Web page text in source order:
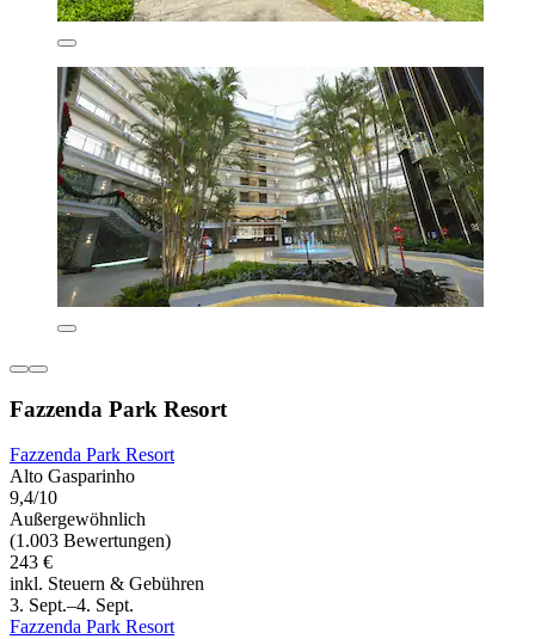
Fazzenda Park Resort
Fazzenda Park Resort
Alto Gasparinho
9,4/10
Außergewöhnlich
(1.003 Bewertungen)
243 €
inkl. Steuern & Gebühren
3. Sept.–4. Sept.
Fazzenda Park Resort